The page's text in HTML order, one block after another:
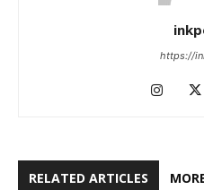
https://
RELATED ARTICLES